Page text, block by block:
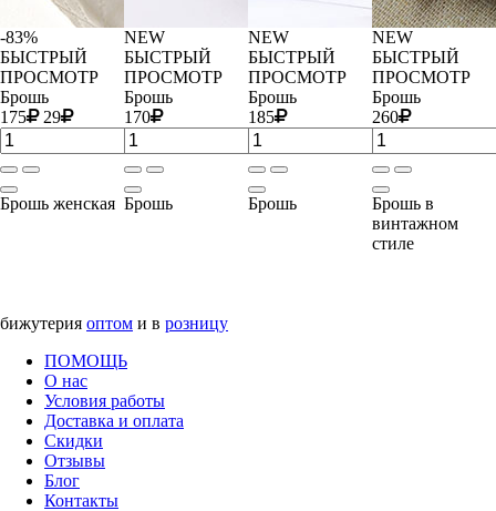
-83%
БЫСТРЫЙ
ПРОСМОТР
Брошь
175
29
Брошь женская
NEW
БЫСТРЫЙ
ПРОСМОТР
Брошь
170
Брошь
NEW
БЫСТРЫЙ
ПРОСМОТР
Брошь
185
Брошь
NEW
БЫСТРЫЙ
ПРОСМОТР
Брошь
260
Брошь в
винтажном
стиле
бижутерия оптом и в розницу
ПОМОЩЬ
О нас
Условия работы
Доставка и оплата
Скидки
Отзывы
Блог
Контакты